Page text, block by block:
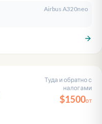
Airbus A320neo
Туда и обратно с
налогами
$1500от